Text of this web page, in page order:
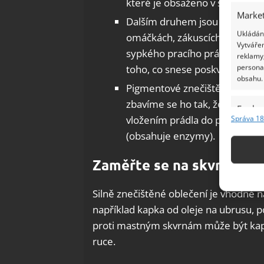
obsahu.
Funkce
Správa
které je obsaženo v sypkých
Dalším druhem jsou mastné
omáčkách, zákuscích apod.).
sypkého pracího prášku.
toho, co snese poskvrněné
Pigmentové znečištění (saze,
zbavíme se ho tak, že co
vložením prádla do pračky.
(obsahuje enzymy).
Zaměřte se na skvrny
Silně znečištěné oblečení je vhodné
například kapka od oleje na ubrusu,
proti mastným skvrnám může být
ruce.